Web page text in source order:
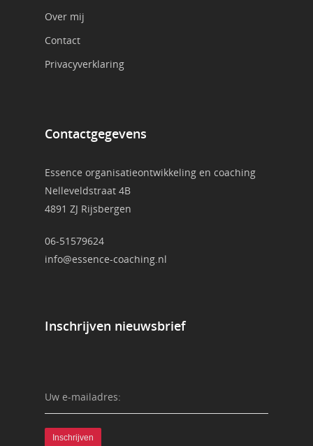
Over mij
Contact
Privacyverklaring
Contactgegevens
Essence organisatieontwikkeling en coaching
Nelleveldstraat 4B
4891 ZJ Rijsbergen
06-51579624
info@essence-coaching.nl
Inschrijven nieuwsbrief
Uw e-mailadres: